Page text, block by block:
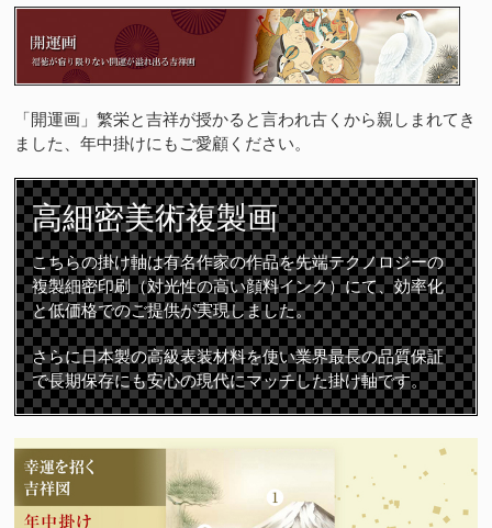
「開運画」繁栄と吉祥が授かると言われ古くから親しまれてき
ました、年中掛けにもご愛顧ください。
高細密美術複製画
こちらの掛け軸は有名作家の作品を先端テクノロジーの
複製細密印刷（対光性の高い顔料インク）にて、効率化
と低価格でのご提供が実現しました。
さらに日本製の高級表装材料を使い業界最長の品質保証
で長期保存にも安心の現代にマッチした掛け軸です。